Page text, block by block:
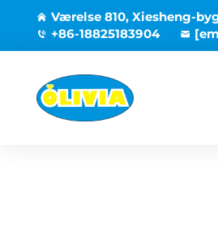
Værelse 810, Xiesheng-
+86-18825183904